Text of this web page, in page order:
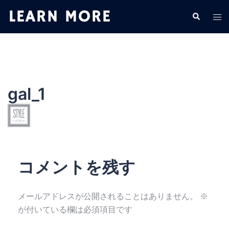
テ
検
索
ト
gal_1
コメントを残す
メールアドレスが公開されることはありません。
※
が付いている欄は必須項目です